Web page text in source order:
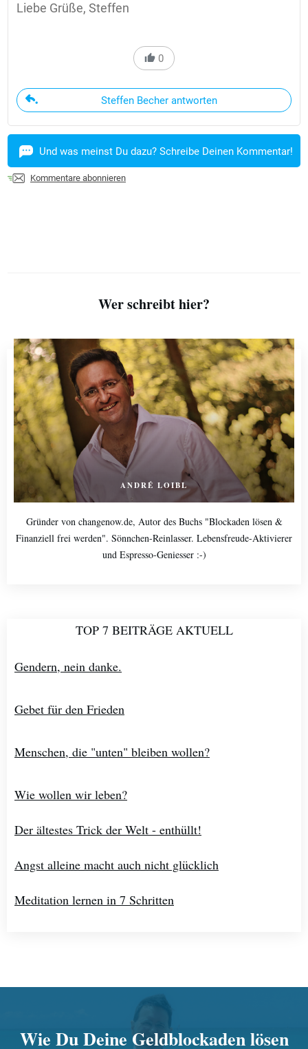
Liebe Grüße, Steffen
0
Steffen Becher antworten
Und was meinst Du dazu? Schreibe Deinen Kommentar!
Kommentare abonnieren
Wer schreibt hier?
ANDRÉ LOIBL
Gründer von changenow.de, Autor des Buchs "Blockaden lösen &
Finanziell frei werden". Sönnchen-Reinlasser. Lebensfreude-Aktivierer
und Espresso-Geniesser :-)
TOP 7 BEITRÄGE AKTUELL
Gendern, nein danke.
Gebet für den Frieden
Menschen, die "unten" bleiben wollen?
Wie wollen wir leben?
Der ältestes Trick der Welt - enthüllt!
Angst alleine macht auch nicht glücklich
Meditation lernen in 7 Schritten
Wie Du Deine Geldblockaden lösen